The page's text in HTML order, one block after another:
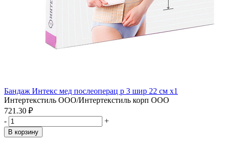
Бандаж Интекс мед послеоперац р 3 шир 22 см x1
Интертекстиль ООО/Интертекстиль корп ООО
721.30 ₽
-
+
В корзину